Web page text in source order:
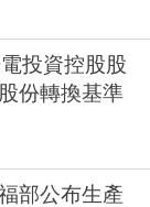
投資控股股
份轉換基準
部公布生產